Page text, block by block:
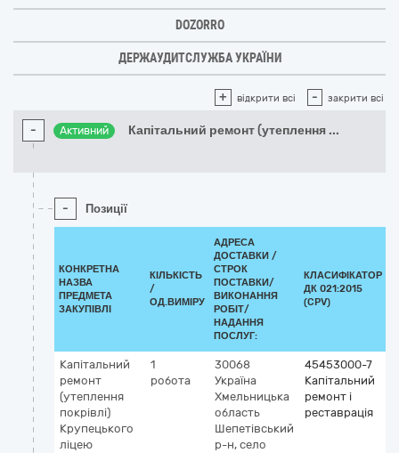
DOZORRO
ДЕРЖАУДИТСЛУЖБА УКРАЇНИ
+ відкрити всі - закрити всі
- Активний Капітальний ремонт (утеплення ...
- Позиції
КОНКРЕТНА
НАЗВА
ПРЕДМЕТА
ЗАКУПІВЛІ
КІЛЬКІСТЬ
/
ОД.ВИМІРУ
АДРЕСА
ДОСТАВКИ /
СТРОК
ПОСТАВКИ/
ВИКОНАННЯ
РОБІТ/
НАДАННЯ
ПОСЛУГ:
КЛАСИФІКАТОР
ДК 021:2015
(CPV)
Капітальний
ремонт
(утеплення
покрівлі)
Крупецького
ліцею
1
робота
30068
Україна
Хмельницька
область
Шепетівський
р-н, село
45453000-7
Капітальний
ремонт і
реставрація